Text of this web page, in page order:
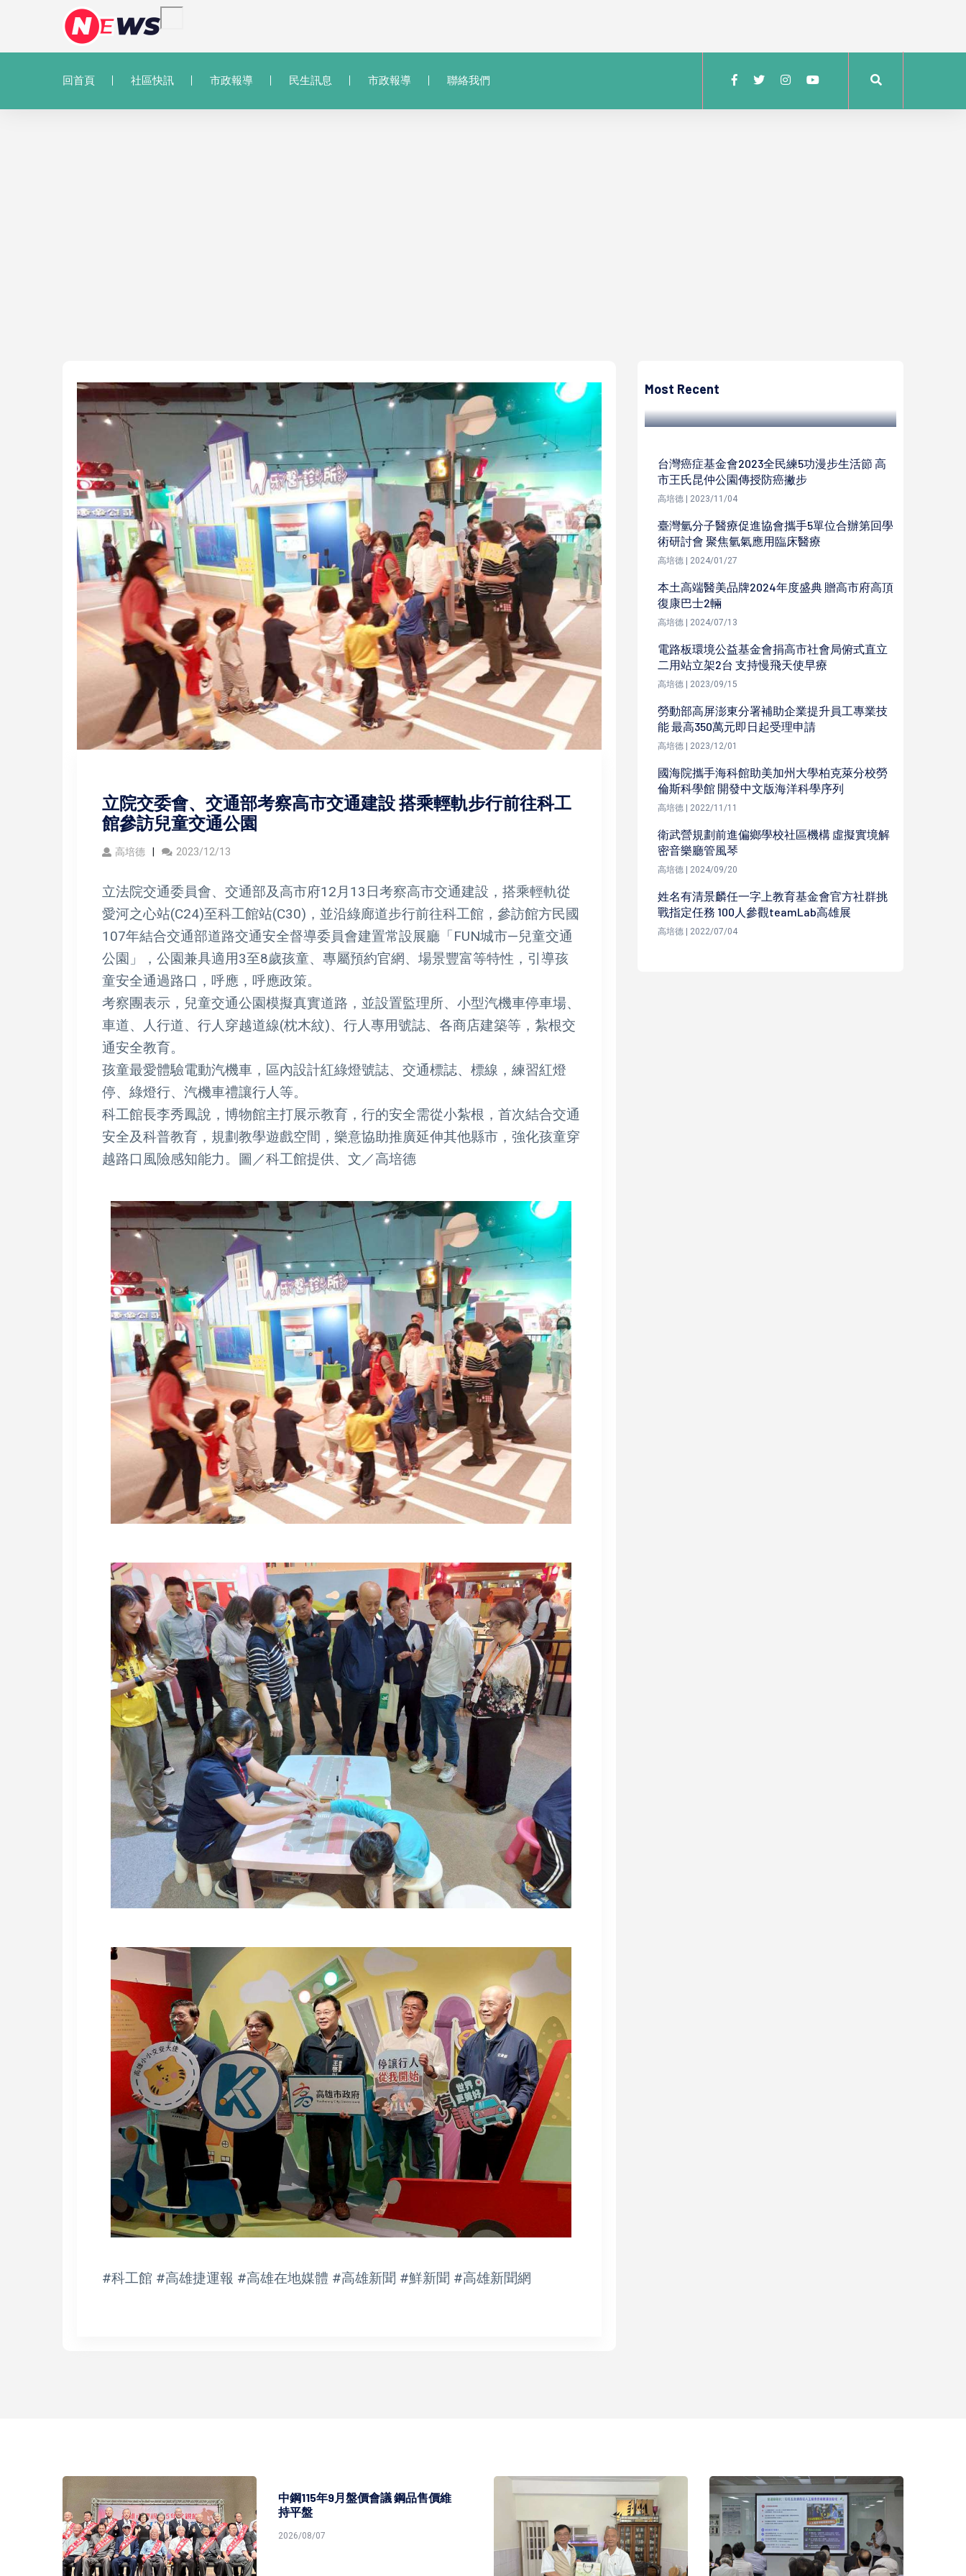
回首頁 社區快訊 市政報導 民生訊息 市政報導 聯絡我們
立院交委會、交通部考察高市交通建設 搭乘輕軌步行前往科工
館參訪兒童交通公園
高培德 2023/12/13
立法院交通委員會、交通部及高市府12月13日考察高市交通建設，搭乘輕軌從
愛河之心站(C24)至科工館站(C30)，並沿綠廊道步行前往科工館，參訪館方民國
107年結合交通部道路交通安全督導委員會建置常設展廳「FUN城市—兒童交通
公園」，公園兼具適用3至8歲孩童、專屬預約官網、場景豐富等特性，引導孩
童安全通過路口，呼應，呼應政策。
考察團表示，兒童交通公園模擬真實道路，並設置監理所、小型汽機車停車場、
車道、人行道、行人穿越道線(枕木紋)、行人專用號誌、各商店建築等，紮根交
通安全教育。
孩童最愛體驗電動汽機車，區內設計紅綠燈號誌、交通標誌、標線，練習紅燈
停、綠燈行、汽機車禮讓行人等。
科工館長李秀鳳說，博物館主打展示教育，行的安全需從小紮根，首次結合交通
安全及科普教育，規劃教學遊戲空間，樂意協助推廣延伸其他縣市，強化孩童穿
越路口風險感知能力。圖／科工館提供、文／高培德
#科工館 #高雄捷運報 #高雄在地媒體 #高雄新聞 #鮮新聞 #高雄新聞網
Most Recent
神叛號遊輪市民憑證免費報名活動
台灣癌症基金會2023全民練5功漫步生活節 高
市王氏昆仲公園傳授防癌撇步
高培德 | 2023/11/04
臺灣氫分子醫療促進協會攜手5單位合辦第回學
術研討會 聚焦氫氣應用臨床醫療
高培德 | 2024/01/27
本土高端醫美品牌2024年度盛典 贈高市府高頂
復康巴士2輛
高培德 | 2024/07/13
電路板環境公益基金會捐高市社會局俯式直立
二用站立架2台 支持慢飛天使早療
高培德 | 2023/09/15
勞動部高屏澎東分署補助企業提升員工專業技
能 最高350萬元即日起受理申請
高培德 | 2023/12/01
國海院攜手海科館助美加州大學柏克萊分校勞
倫斯科學館 開發中文版海洋科學序列
高培德 | 2022/11/11
衛武營規劃前進偏鄉學校社區機構 虛擬實境解
密音樂廳管風琴
高培德 | 2024/09/20
姓名有清景麟任一字上教育基金會官方社群挑
戰指定任務 100人參觀teamLab高雄展
高培德 | 2022/07/04
中鋼115年9月盤價會議 鋼品售價維
持平盤
2026/08/07